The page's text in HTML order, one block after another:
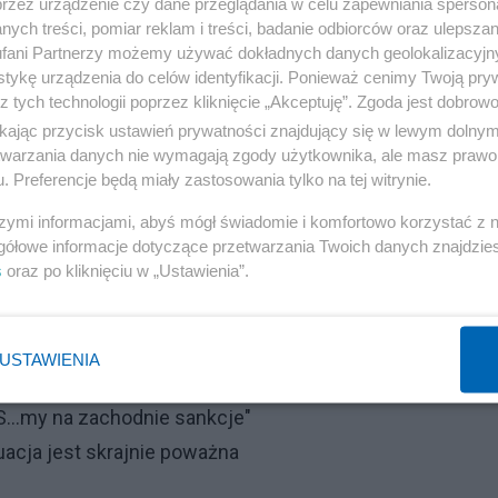
firmy ubezpieczeniowe od 14 lutego przestaną
ryzykiem działań bojowych. Dlatego - jak pisze
mediach związane z możliwym ryzykiem
Reklama
zawieszenie lotów do Kijowa. W niedzielę
do wylądowania w Kiszyniowie ze względu na
- pisze Ukraińska Prawda.
na zachodnie sankcje"
jest skrajnie poważna
treści, pomiar reklam i treści, badanie odbiorców oraz
Partnerzy możemy używać dokładnych danych
urządzenia do celów identyfikacji. Ponieważ cenimy Twoją
tych technologii poprzez kliknięcie „Akceptuję”. Zgoda jest
przycisk ustawień prywatności znajdujący się w lewym
danych nie wymagają zgody użytkownika, ale masz
Preferencje będą miały zastosowania tylko na tej witrynie.
informacjami, abyś mógł świadomie i komfortowo korzystać z
informacje dotyczące przetwarzania Twoich danych
oraz po kliknięciu w „Ustawienia”.
USTAWIENIA